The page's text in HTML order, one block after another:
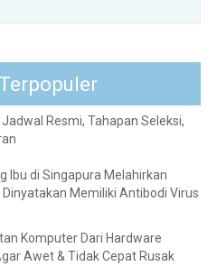
Resmi, Tahapan Seleksi,
Ibu di Singapura Melahirkan
Memiliki Antibodi Virus
Komputer Dari Hardware
Awet & Tidak Cepat Rusak